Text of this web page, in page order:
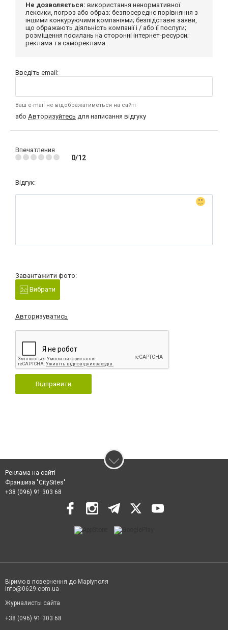
Не дозволяється: використання ненормативної
лексики, погроз або образ; безпосереднє порівняння з
іншими конкуруючими компаніями; безпідставні заяви,
що ображають діяльність компанії і / або її послуги;
розміщення посилань на сторонні інтернет-ресурси;
реклама та самореклама.
Введіть email:
Ваш e-mail не відображатиметься на сайті
або Авторизуйтесь для написання відгуку
Впечатления
0/12
Відгук:
Завантажити фото:
Вибрати
Авторизуватись
Відправити
Реклама на сайті
Франшиза "CitySites"
+38 (096) 91 303 68
Віримо в повернення до Маріуполя
info@0629.com.ua
Журналисты сайта
+38 (096) 91 303 68